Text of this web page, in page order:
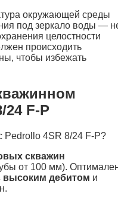
окружающей среды
под зеркало воды —
целостности
происходить
чтобы избежать
24 F-P
Pedrollo 4SR 8/24 F-P?
скважин
от 100 мм).
высоким дебитом и